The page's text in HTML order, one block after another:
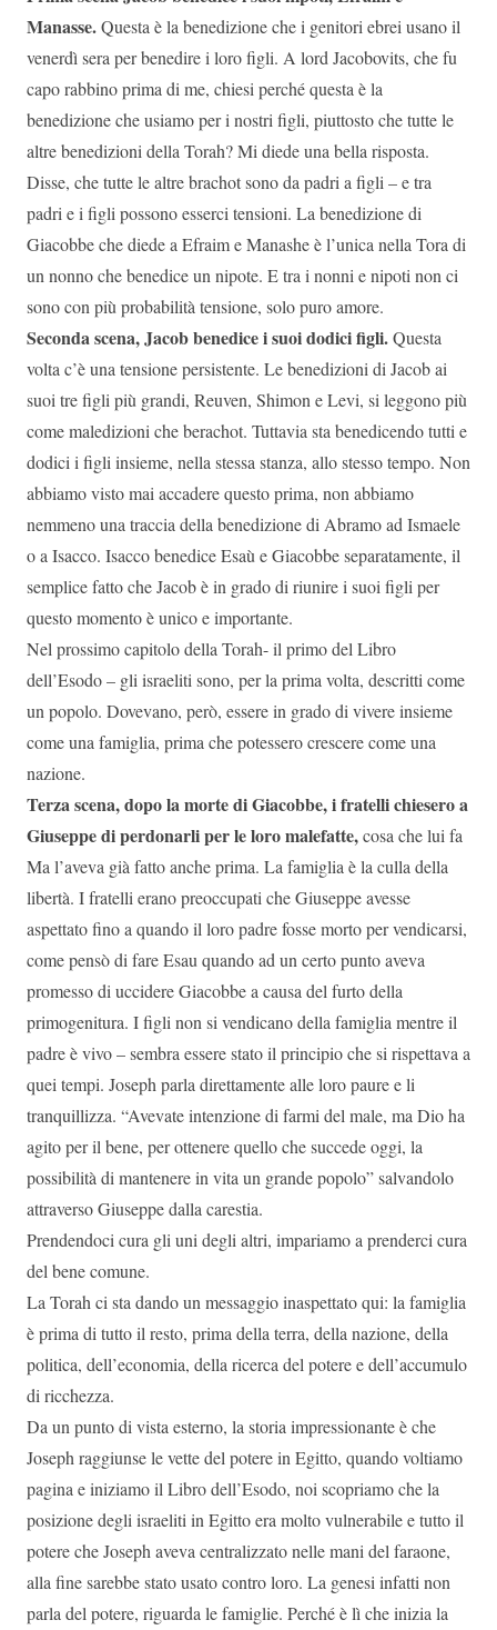
Manasse.Questa è la benedizione che i genitori ebrei usano il
venerdì sera per benedire i loro figli. A lord Jacobovits, che fu
capo rabbino prima di me, chiesi perché questa è la
benedizione che usiamo per i nostri figli, piuttosto che tutte le
altre benedizioni della Torah? Mi diede una bella risposta.
Disse, che tutte le altre brachot sono da padri a figli – e tra
padri e i figli possono esserci tensioni. La benedizione di
Giacobbe che diede a Efraim e Manashe è l’unica nella Tora di
un nonno che benedice un nipote. E tra i nonni e nipoti non ci
sono con più probabilità tensione, solo puro amore.
Seconda scena, Jacob benedice i suoi dodici figli.Questa
volta c’è una tensione persistente. Le benedizioni di Jacob ai
suoi tre figli più grandi, Reuven, Shimon e Levi, si leggono più
come maledizioni che berachot. Tuttavia sta benedicendo tutti e
dodici i figli insieme, nella stessa stanza, allo stesso tempo. Non
abbiamo visto mai accadere questo prima, non abbiamo
nemmeno una traccia della benedizione di Abramo ad Ismaele
o a Isacco. Isacco benedice Esaù e Giacobbe separatamente, il
semplice fatto che Jacob è in grado di riunire i suoi figli per
questo momento è unico e importante.
Nel prossimo capitolo della Torah- il primo del Libro
dell’Esodo – gli israeliti sono, per la prima volta, descritti come
un popolo. Dovevano, però, essere in grado di vivere insieme
come una famiglia, prima che potessero crescere come una
nazione.
Terza scena, dopo la morte di Giacobbe, i fratelli chiesero a
Giuseppe di perdonarli per le loro malefatte,cosa che lui fa
Ma l’aveva già fatto anche prima. La famiglia è la culla della
libertà. I fratelli erano preoccupati che Giuseppe avesse
aspettato fino a quando il loro padre fosse morto per vendicarsi,
come pensò di fare Esau quando ad un certo punto aveva
promesso di uccidere Giacobbe a causa del furto della
primogenitura. I figli non si vendicano della famiglia mentre il
padre è vivo – sembra essere stato il principio che si rispettava a
quei tempi. Joseph parla direttamente alle loro paure e li
tranquillizza. “Avevate intenzione di farmi del male, ma Dio ha
agito per il bene, per ottenere quello che succede oggi, la
possibilità di mantenere in vita un grande popolo” salvandolo
attraverso Giuseppe dalla carestia.
Prendendoci cura gli uni degli altri, impariamo a prenderci cura
del bene comune.
La Torah ci sta dando un messaggio inaspettato qui: la famiglia
è prima di tutto il resto, prima della terra, della nazione, della
politica, dell’economia, della ricerca del potere e dell’accumulo
di ricchezza.
Da un punto di vista esterno, la storia impressionante è che
Joseph raggiunse le vette del potere in Egitto, quando voltiamo
pagina e iniziamo il Libro dell’Esodo, noi scopriamo che la
posizione degli israeliti in Egitto era molto vulnerabile e tutto il
potere che Joseph aveva centralizzato nelle mani del faraone,
alla fine sarebbe stato usato contro loro. La genesi infatti non
parla del potere, riguarda le famiglie. Perché è lì che inizia la